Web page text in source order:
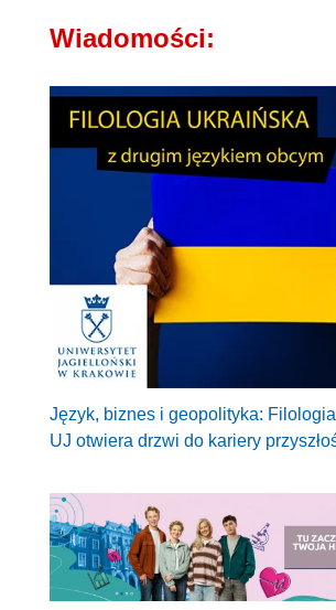
Wiadomości:
Język, biznes i geopolityka:
UJ otwiera drzwi do kariery